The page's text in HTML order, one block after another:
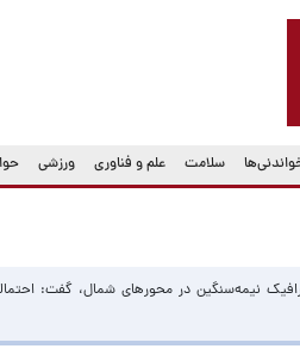
سلامت علم و فناوری ورزشی
نیمه‌سنگین در محورهای شمال، گفت: